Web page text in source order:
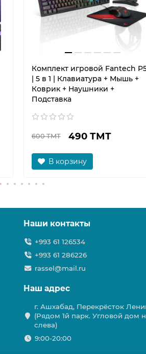
Комплект игровой Fantech
| 5 в 1 | Клавиатура + Мышь +
Коврик + Наушники +
Подставка
600 ТМТ 490 ТМТ
В корзину
Наши контакты
+993 61 126534
+993 61 286226
rassel@mail.ru
Наш адрес
г. Ашхабад, Перекрёсток
(Рядом 1й парк. Угловой дом
слева)
9:00-20:00